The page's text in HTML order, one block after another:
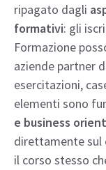
ripagato dagli
formativi: gli
Formazione
aziende partner
esercitazioni,
elementi sono
e business
direttamente sul
il corso stesso